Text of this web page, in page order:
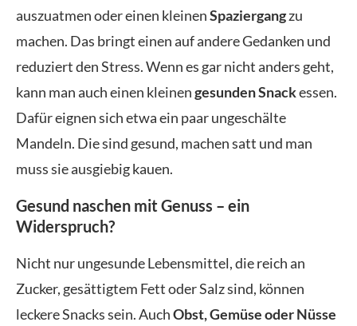
auszuatmen oder einen kleinenSpaziergangzu
machen. Das bringt einen auf andere Gedanken und
reduziert den Stress. Wenn es gar nicht anders geht,
kann man auch einen kleinengesunden Snackessen.
Dafür eignen sich etwa ein paar ungeschälte
Mandeln. Die sind gesund, machen satt und man
muss sie ausgiebig kauen.
Gesund naschen mit Genuss – ein
Widerspruch?
Nicht nur ungesunde Lebensmittel, die reich an
Zucker, gesättigtem Fett oder Salz sind, können
leckere Snacks sein. AuchObst, Gemüse oder Nüsse